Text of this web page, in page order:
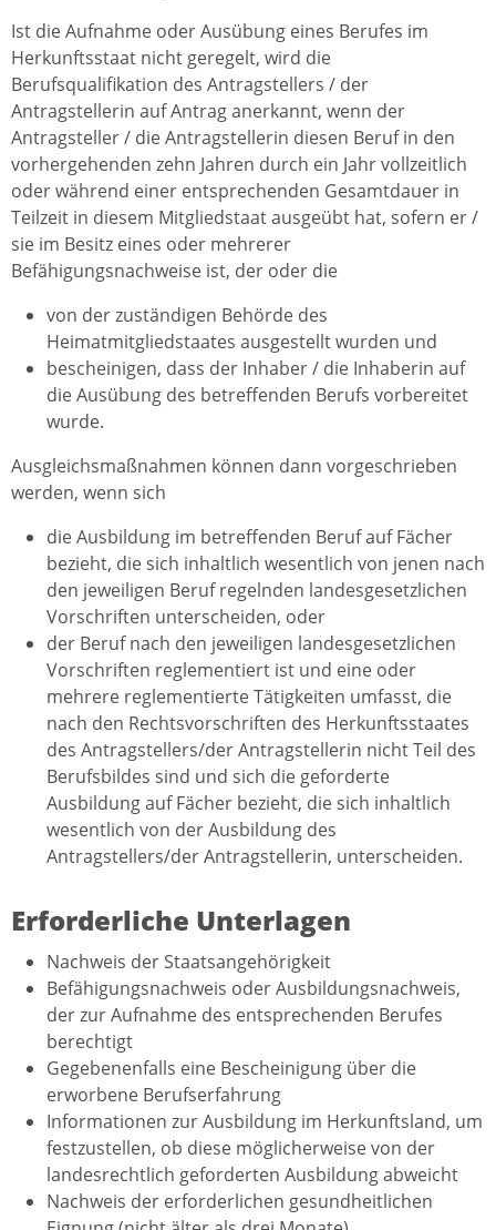
Ist die Aufnahme oder Ausübung eines Berufes im
Herkunftsstaat nicht geregelt, wird die
Berufsqualifikation des Antragstellers / der
Antragstellerin auf Antrag anerkannt, wenn der
Antragsteller / die Antragstellerin diesen Beruf in den
vorhergehenden zehn Jahren durch ein Jahr vollzeitlich
oder während einer entsprechenden Gesamtdauer in
Teilzeit in diesem Mitgliedstaat ausgeübt hat, sofern er /
sie im Besitz eines oder mehrerer
Befähigungsnachweise ist, der oder die
von der zuständigen Behörde des
Heimatmitgliedstaates ausgestellt wurden und
bescheinigen, dass der Inhaber / die Inhaberin auf
die Ausübung des betreffenden Berufs vorbereitet
wurde.
Ausgleichsmaßnahmen können dann vorgeschrieben
werden, wenn sich
die Ausbildung im betreffenden Beruf auf Fächer
bezieht, die sich inhaltlich wesentlich von jenen nach
den jeweiligen Beruf regelnden landesgesetzlichen
Vorschriften unterscheiden, oder
der Beruf nach den jeweiligen landesgesetzlichen
Vorschriften reglementiert ist und eine oder
mehrere reglementierte Tätigkeiten umfasst, die
nach den Rechtsvorschriften des Herkunftsstaates
des Antragstellers/der Antragstellerin nicht Teil des
Berufsbildes sind und sich die geforderte
Ausbildung auf Fächer bezieht, die sich inhaltlich
wesentlich von der Ausbildung des
Antragstellers/der Antragstellerin, unterscheiden.
Erforderliche Unterlagen
Nachweis der Staatsangehörigkeit
Befähigungsnachweis oder Ausbildungsnachweis,
der zur Aufnahme des entsprechenden Berufes
berechtigt
Gegebenenfalls eine Bescheinigung über die
erworbene Berufserfahrung
Informationen zur Ausbildung im Herkunftsland, um
festzustellen, ob diese möglicherweise von der
landesrechtlich geforderten Ausbildung abweicht
Nachweis der erforderlichen gesundheitlichen